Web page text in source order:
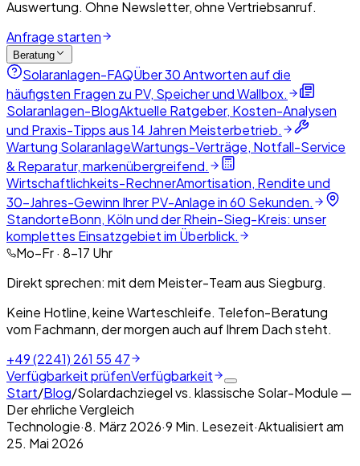
Auswertung. Ohne Newsletter, ohne Vertriebsanruf.
Anfrage starten
Beratung
Solaranlagen-FAQÜber 30 Antworten auf die
häufigsten Fragen zu PV, Speicher und Wallbox.
Solaranlagen-BlogAktuelle Ratgeber, Kosten-Analysen
und Praxis-Tipps aus 14 Jahren Meisterbetrieb.
Wartung SolaranlageWartungs-Verträge, Notfall-Service
& Reparatur, markenübergreifend.
Wirtschaftlichkeits-RechnerAmortisation, Rendite und
30-Jahres-Gewinn Ihrer PV-Anlage in 60 Sekunden.
StandorteBonn, Köln und der Rhein-Sieg-Kreis: unser
komplettes Einsatzgebiet im Überblick.
Mo–Fr · 8–17 Uhr
Direkt sprechen: mit dem Meister-Team aus Siegburg.
Keine Hotline, keine Warteschleife. Telefon-Beratung
vom Fachmann, der morgen auch auf Ihrem Dach steht.
+49 (2241) 261 55 47
Verfügbarkeit prüfenVerfügbarkeit
Start/Blog/Solardachziegel vs. klassische Solar-Module —
Der ehrliche Vergleich
Technologie·8. März 2026·9 Min. Lesezeit·Aktualisiert am
25. Mai 2026